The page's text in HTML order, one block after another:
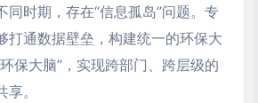
同时期，存在“信息孤岛”问题。专
打通数据壁垒，构建统一的环保大
保大脑”，实现跨部门、跨层级的
。